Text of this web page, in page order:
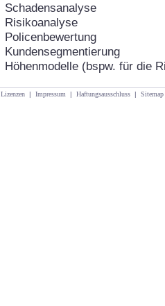
Schadensanalyse
Risikoanalyse
Policenbewertung
Kundensegmentierung
Höhenmodelle (bspw. für die
Lizenzen | Impressum | Haftungsausschluss | Sitemap